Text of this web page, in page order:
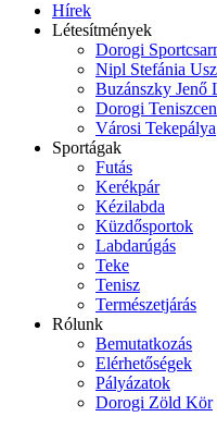
Hírek
Létesítmények
Dorogi
Nipl Stefánia
Buzánszky Jenő
Dorogi
Városi Tekepálya
Sportágak
Futás
Kerékpár
Kézilabda
Küzdősportok
Labdarúgás
Teke
Tenisz
Természetjárás
Rólunk
Bemutatkozás
Elérhetőségek
Pályázatok
Dorogi Zöld Kör